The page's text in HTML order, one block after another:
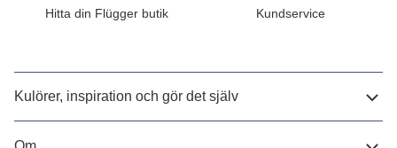
Hitta din Flügger butik Kundservice
Kulörer, inspiration och gör det själv